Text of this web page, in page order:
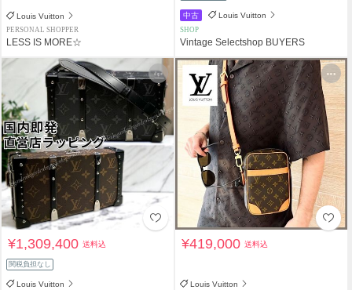
Louis Vuitton
PERSONAL SHOPPER
LESS IS MORE☆
中古 Louis Vuitton
SHOP
Vintage Selectshop BUYERS
¥1,309,400送料込
関税負担なし
Louis Vuitton
¥419,000送料込
Louis Vuitton